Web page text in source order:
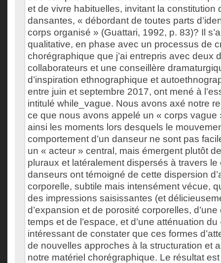
et de vivre habituelles, invitant la constitution
dansantes, « débordant de toutes parts
corps organisé » (Guattari, 1992, p. 83)? Il
qualitative, en phase avec un processus de
chorégraphique que j’ai entrepris avec deux
collaborateurs et une conseillère
d’inspiration ethnographique et
entre juin et septembre 2017, ont mené à
intitulé while_vague. Nous avons axé notre
ce que nous avons appelé un « corps vague
ainsi les moments lors desquels le
comportement d’un danseur ne sont pas
un « acteur » central, mais émergent plutôt
pluraux et latéralement dispersés à travers le
danseurs ont témoigné de cette dispersion
corporelle, subtile mais intensément vécue,
des impressions saisissantes (et
d’expansion et de porosité corporelles,
temps et de l’espace, et d’une atténuation
intéressant de constater que ces formes
de nouvelles approches à la structuration et
notre matériel chorégraphique. Le résultat